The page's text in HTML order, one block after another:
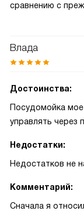
сравнению с
Влада
Достоинства:
Посудомойка
управлять через
Недостатки:
Недостатков не
Комментарий:
Сначала я